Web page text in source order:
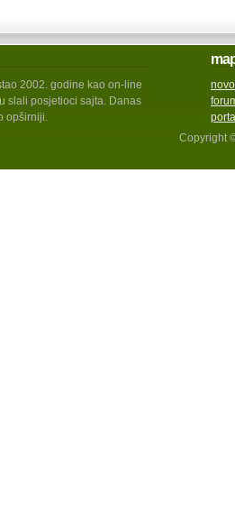
2002. godine kao on-line
slali posjetioci sajta. Danas
opširniji.
Copyright